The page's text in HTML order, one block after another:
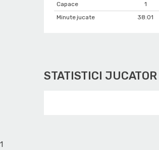
Capace
1
Minute jucate
38:01
STATISTICI JUCATOR
1